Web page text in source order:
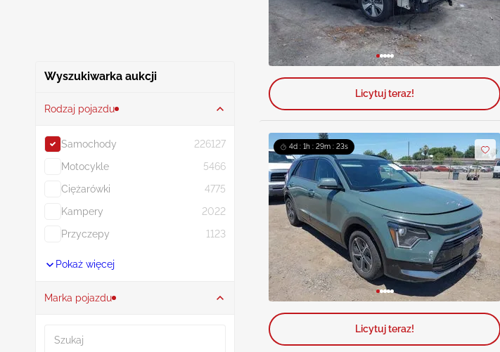
Wyszukiwarka aukcji
Rodzaj pojazdu
Samochody
226127
Motocykle
5466
Ciężarówki
4775
Kampery
2022
Przyczepy
1123
Pokaż więcej
Marka pojazdu
Licytuj teraz!
4d : 1h : 29m : 21s
Licytuj teraz!